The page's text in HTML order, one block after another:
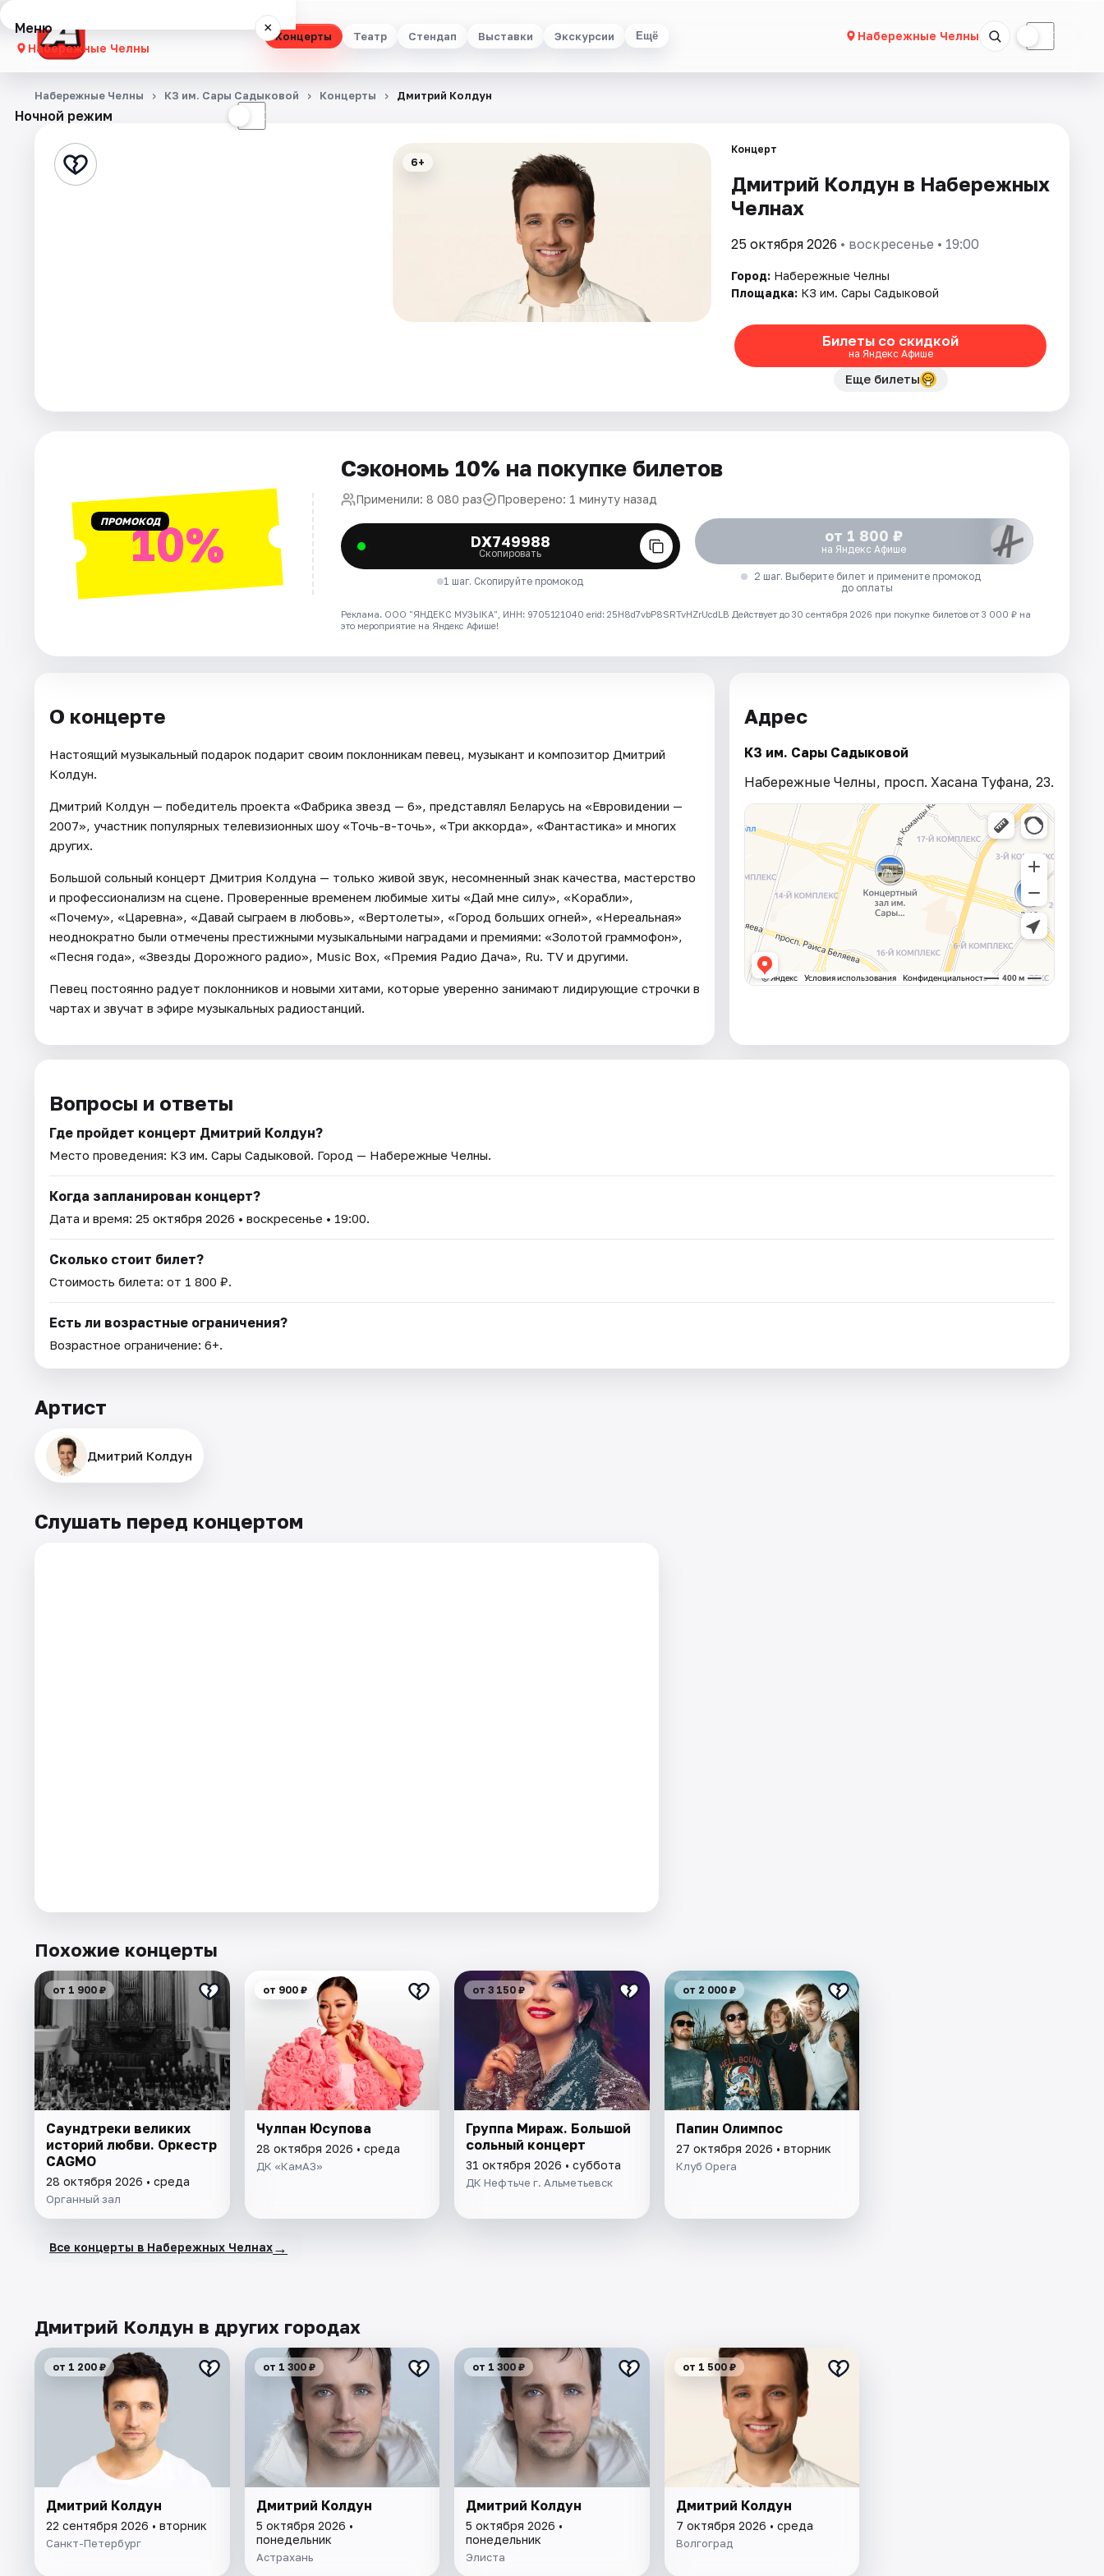
Концерты Театр Стендап Выставки Экскурсии Ещё Набережные Челны ☾
Меню ×
Набережные Челны
Концерты
Стендап
Артисты
Ночной режим ☾
Набережные Челны КЗ им. Сары Садыковой Концерты Дмитрий Колдун
6+
Концерт
Дмитрий Колдун в Набережных
Челнах
25 октября 2026 • воскресенье • 19:00
Город: Набережные Челны
Площадка: КЗ им. Сары Садыковой
Билеты со скидкой
на Яндекс Афише
Еще билеты
ПРОМОКОД10%
Сэкономь 10% на покупке билетов
Применили: 8 080 раз Проверено: 1 минуту назад
DX749988
Скопировать
1 шаг. Скопируйте промокод
от 1 800 ₽
на Яндекс Афише
2 шаг. Выберите билет и примените промокод
до оплаты
Реклама. ООО "ЯНДЕКС МУЗЫКА", ИНН: 9705121040 erid: 25H8d7vbP8SRTvHZrUcdLB Действует до 30 сентября 2026 при покупке билетов от 3 000 ₽ на
это мероприятие на Яндекс Афише!
О концерте
Настоящий музыкальный подарок подарит своим поклонникам певец, музыкант и композитор Дмитрий
Колдун.
Дмитрий Колдун — победитель проекта «Фабрика звезд — 6», представлял Беларусь на «Евровидении —
2007», участник популярных телевизионных шоу «Точь-в-точь», «Три аккорда», «Фантастика» и многих
других.
Большой сольный концерт Дмитрия Колдуна — только живой звук, несомненный знак качества, мастерство
и профессионализм на сцене. Проверенные временем любимые хиты «Дай мне силу», «Корабли»,
«Почему», «Царевна», «Давай сыграем в любовь», «Вертолеты», «Город больших огней», «Нереальная»
неоднократно были отмечены престижными музыкальными наградами и премиями: «Золотой граммофон»,
«Песня года», «Звезды Дорожного радио», Music Box, «Премия Радио Дача», Ru. TV и другими.
Певец постоянно радует поклонников и новыми хитами, которые уверенно занимают лидирующие строчки в
чартах и звучат в эфире музыкальных радиостанций.
Адрес
КЗ им. Сары Садыковой
Набережные Челны, просп. Хасана Туфана, 23.
Вопросы и ответы
Где пройдет концерт Дмитрий Колдун?
Место проведения: КЗ им. Сары Садыковой. Город — Набережные Челны.
Когда запланирован концерт?
Дата и время: 25 октября 2026 • воскресенье • 19:00.
Сколько стоит билет?
Стоимость билета: от 1 800 ₽.
Есть ли возрастные ограничения?
Возрастное ограничение: 6+.
Артист
Дмитрий Колдун
Слушать перед концертом
Похожие концерты
от 1 900 ₽
Саундтреки великих
историй любви. Оркестр
CAGMO
28 октября 2026 • среда
Органный зал
от 900 ₽
Чулпан Юсупова
28 октября 2026 • среда
ДК «КамАЗ»
от 3 150 ₽
Группа Мираж. Большой
сольный концерт
31 октября 2026 • суббота
ДК Нефтьче г. Альметьевск
от 2 000 ₽
Папин Олимпос
27 октября 2026 • вторник
Клуб Opera
Все концерты в Набережных Челнах→
Дмитрий Колдун в других городах
от 1 200 ₽
Дмитрий Колдун
22 сентября 2026 • вторник
Санкт-Петербург
от 1 300 ₽
Дмитрий Колдун
5 октября 2026 •
понедельник
Астрахань
от 1 300 ₽
Дмитрий Колдун
5 октября 2026 •
понедельник
Элиста
от 1 500 ₽
Дмитрий Колдун
7 октября 2026 • среда
Волгоград